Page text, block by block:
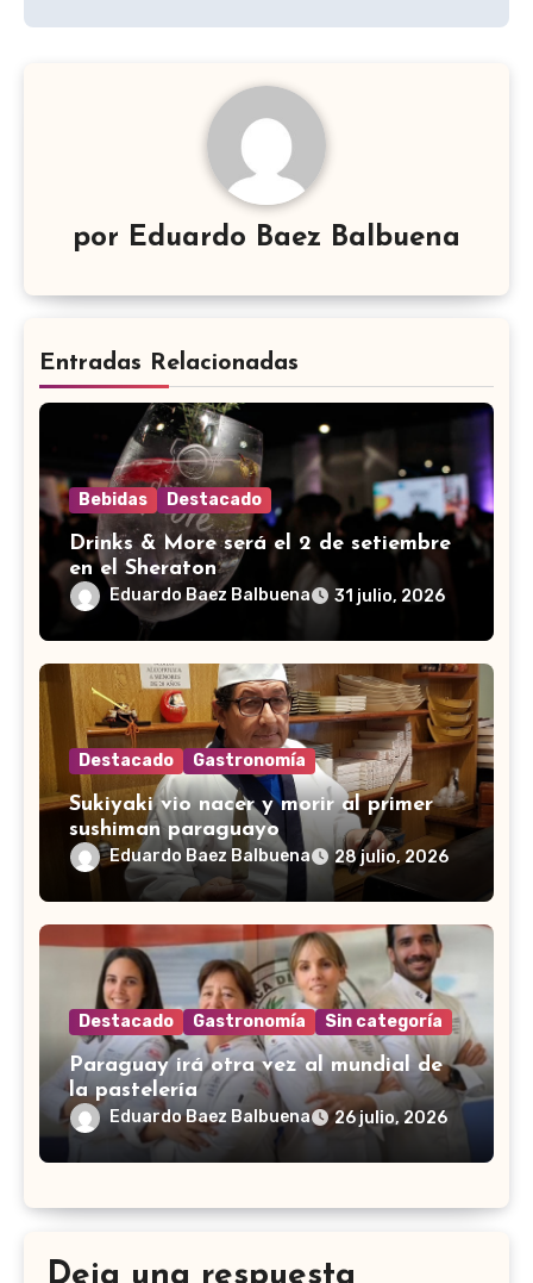
por Eduardo Baez Balbuena
Entradas Relacionadas
Bebidas Destacado
Drinks & More será el 2 de setiembre
en el Sheraton
Eduardo Baez Balbuena 31 julio, 2026
Destacado Gastronomía
Sukiyaki vio nacer y morir al primer
sushiman paraguayo
Eduardo Baez Balbuena 28 julio, 2026
Destacado Gastronomía Sin categoría
Paraguay irá otra vez al mundial de
la pastelería
Eduardo Baez Balbuena 26 julio, 2026
Deja una respuesta